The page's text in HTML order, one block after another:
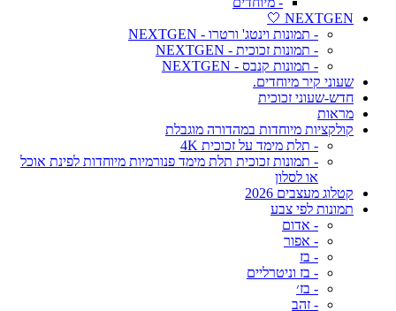
NEXTGEN 🤍
- תמונות וינטג' ורטרו - NEXTGEN
- תמונות זכוכית - NEXTGEN
- תמונות קנבס - NEXTGEN
שעוני קיר מיוחדים.
חדש-שעוני זכוכית
מראות
קולקציות מיוחדות במהדורה מוגבלת
- תלת מימד על זכוכית 4K
- תמונות זכוכית תלת מימד פנורמיות מיוחדות לפינת אוכל
או לסלון
קטלוג מעצבים 2026
תמונות לפי צבע
- אדום
- אפור
- בז
- בז וניטרליים
- בז׳
- זהב